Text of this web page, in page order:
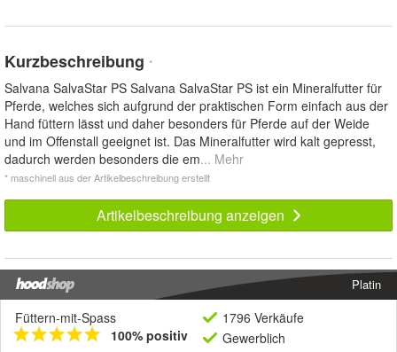
Kurzbeschreibung *
Salvana SalvaStar PS Salvana SalvaStar PS ist ein Mineralfutter für
Pferde, welches sich aufgrund der praktischen Form einfach aus der
Hand füttern lässt und daher besonders für Pferde auf der Weide
und im Offenstall geeignet ist. Das Mineralfutter wird kalt gepresst,
dadurch werden besonders die em... Mehr
* maschinell aus der Artikelbeschreibung erstellt
Artikelbeschreibung anzeigen
Platin
Füttern-mit-Spass
100% positiv
1796 Verkäufe
Gewerblich